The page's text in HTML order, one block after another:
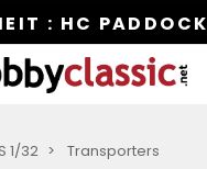
: HC PADDOCK
1/32 Transporters